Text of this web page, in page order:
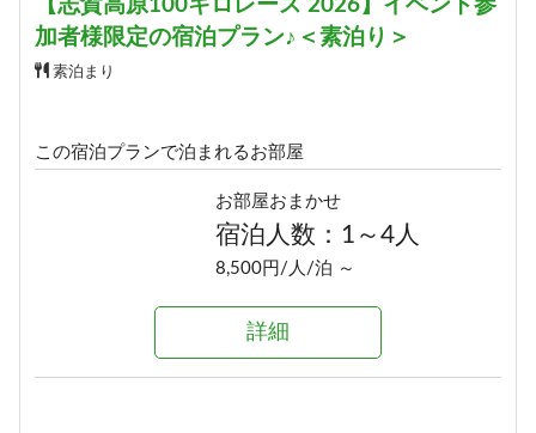
【志賀高原100キロレース 2026】イベント参
加者様限定の宿泊プラン♪＜素泊り＞
素泊まり
この宿泊プランで泊まれるお部屋
お部屋おまかせ
宿泊人数：1～4人
8,500円/人/泊 ～
詳細